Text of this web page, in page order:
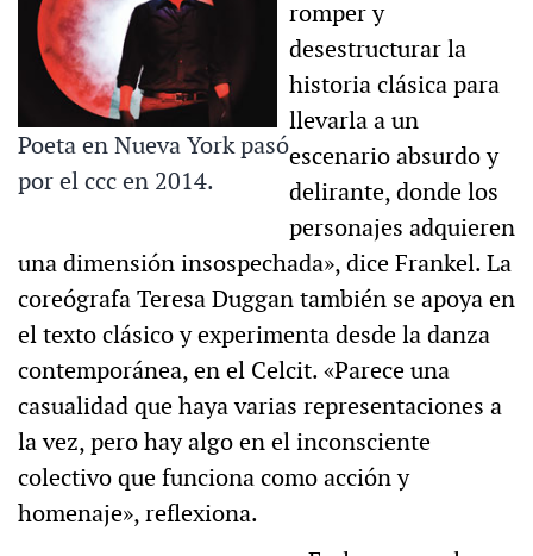
Poeta en Nueva York pasó
por el ccc en 2014.
romper y
desestructurar la
historia clásica para
llevarla a un
escenario absurdo y
delirante, donde los
personajes adquieren
una dimensión insospechada», dice Frankel. La
coreógrafa Teresa Duggan también se apoya en
el texto clásico y experimenta desde la danza
contemporánea, en el Celcit. «Parece una
casualidad que haya varias representaciones a
la vez, pero hay algo en el inconsciente
colectivo que funciona como acción y
homenaje», reflexiona.